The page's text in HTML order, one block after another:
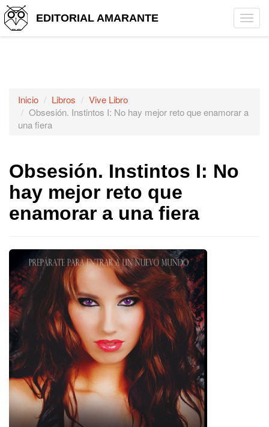
EDITORIAL AMARANTE
Inicio Libros
Vive Libro
Obsesión. Instintos I: No hay mejor reto que enamorar a
una fiera
Obsesión. Instintos I: No
hay mejor reto que
enamorar a una fiera